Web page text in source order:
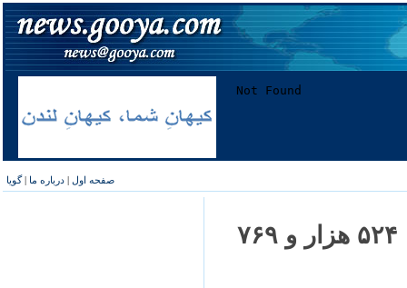
صفحه اول | درباره ما |گویا
نتايج کنکور فردا صبح اعلام می‌شود، ۵۲۴ هزار و ۷۶۹